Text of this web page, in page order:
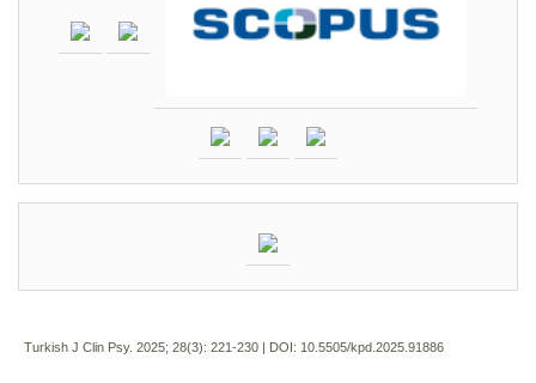
Turkish J Clin Psy. 2025; 28(3): 221-230 | DOI: 10.5505/kpd.2025.91886